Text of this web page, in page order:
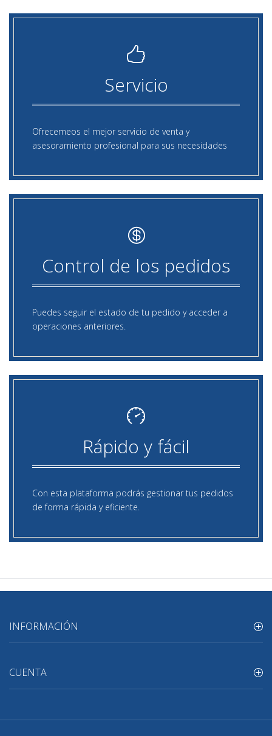
Servicio
Ofrecemeos el mejor servicio de venta y
asesoramiento profesional para sus necesidades
Control de los pedidos
Puedes seguir el estado de tu pedido y acceder a
operaciones anteriores.
Rápido y fácil
Con esta plataforma podrás gestionar tus pedidos
de forma rápida y eficiente.
INFORMACIÓN
CUENTA